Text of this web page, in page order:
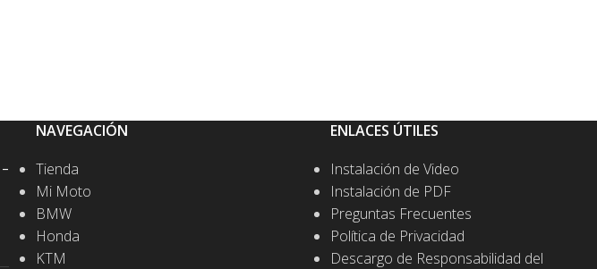
NAVEGACIÓN
Tienda
Mi Moto
BMW
Honda
KTM
ENLACES ÚTILES
Instalación de Video
Instalación de PDF
Preguntas Frecuentes
Política de Privacidad
Descargo de Responsabilidad del